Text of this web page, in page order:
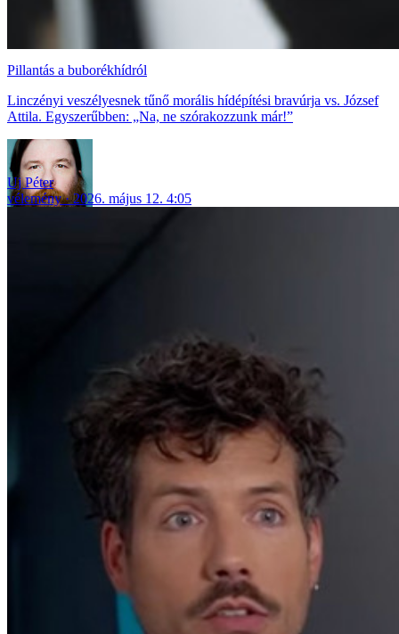
Pillantás a buborékhídról
Linczényi veszélyesnek tűnő morális hídépítési bravúrja vs. József
Attila. Egyszerűbben: „Na, ne szórakozzunk már!”
Uj Péter
vélemény
2026. május 12. 4:05